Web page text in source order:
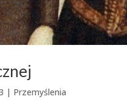
| Przemyślenia